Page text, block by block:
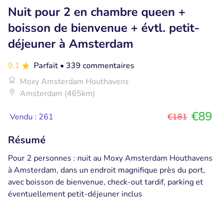
Nuit pour 2 en chambre queen +
boisson de bienvenue + évtl. petit-
déjeuner à Amsterdam
9.1 Parfait • 339 commentaires
Moxy Amsterdam Houthavens
Amsterdam (465km)
Vendu : 261 €181 €89
Résumé
Pour 2 personnes : nuit au Moxy Amsterdam Houthavens
à Amsterdam, dans un endroit magnifique près du port,
avec boisson de bienvenue, check-out tardif, parking et
éventuellement petit-déjeuner inclus